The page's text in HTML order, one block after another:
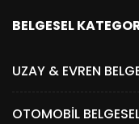
BELGESEL
UZAY & EVREN
OTOMOBIL